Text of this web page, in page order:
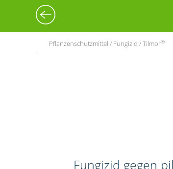
Pflanzenschutzmittel / Fungizid / Tilmor®
Fungizid gegen